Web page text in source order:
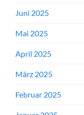
Juni 2025
Mai 2025
April 2025
März 2025
Februar 2025